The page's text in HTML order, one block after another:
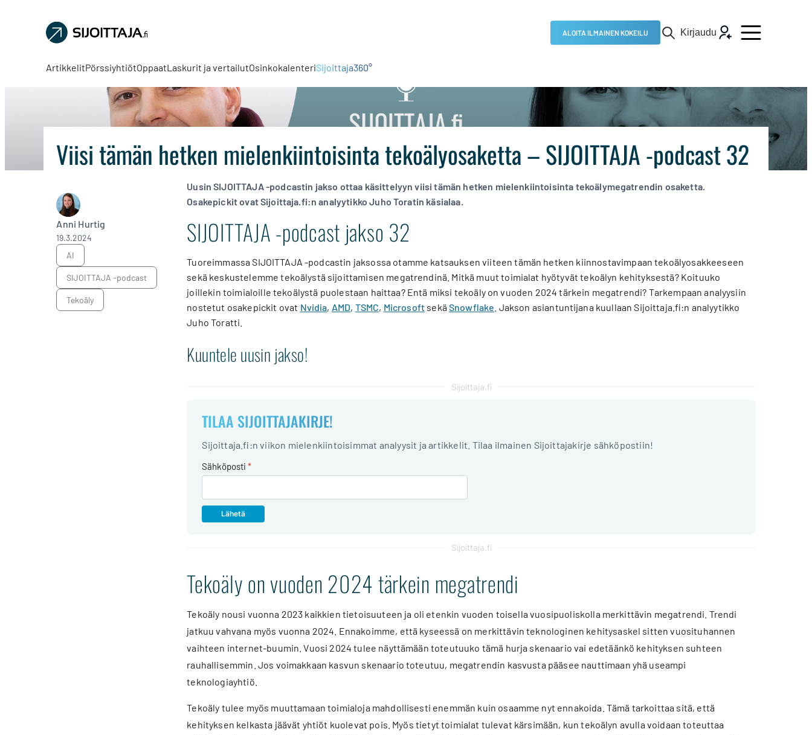
Sijoittaja.fi
Tee
sijoituspäätöksiä
ALOITA ILMAINEN KOKEILU Kirjaudu
ArtikkelitPörssiyhtiötOppaatLaskurit ja vertailutOsinkokalenteriSijoittaja360°
Viisi tämän hetken mielenkiintoisinta tekoälyosaketta – SIJOITTAJA -podcast 32
Anni Hurtig
19.3.2024
AI
SIJOITTAJA -podcast
Tekoäly
Uusin SIJOITTAJA -podcastin jakso ottaa käsittelyyn viisi tämän hetken mielenkiintoisinta tekoälymegatrendin osaketta.
Osakepickit ovat Sijoittaja.fi:n analyytikko Juho Toratin käsialaa.
SIJOITTAJA -podcast jakso 32
Tuoreimmassa SIJOITTAJA -podcastin jaksossa otamme katsauksen viiteen tämän hetken kiinnostavimpaan tekoälyosakkeeseen
sekä keskustelemme tekoälystä sijoittamisen megatrendinä. Mitkä muut toimialat hyötyvät tekoälyn kehityksestä? Koituuko
joillekin toimialoille tekoälystä puolestaan haittaa? Entä miksi tekoäly on vuoden 2024 tärkein megatrendi? Tarkempaan analyysiin
nostetut osakepickit ovat Nvidia, AMD, TSMC, Microsoft sekä Snowflake . Jakson asiantuntijana kuullaan Sijoittaja.fi:n analyytikko
Juho Toratti.
Kuuntele uusin jakso!
Sijoittaja.fi
TILAA SIJOITTAJAKIRJE!
Sijoittaja.fi:n viikon mielenkiintoisimmat analyysit ja artikkelit. Tilaa ilmainen Sijoittajakirje sähköpostiin!
Sähköposti *
Sijoittaja.fi
Tekoäly on vuoden 2024 tärkein megatrendi
Tekoäly nousi vuonna 2023 kaikkien tietoisuuteen ja oli etenkin vuoden toisella vuosipuoliskolla merkittävin megatrendi. Trendi
jatkuu vahvana myös vuonna 2024. Ennakoimme, että kyseessä on merkittävin teknologinen kehitysaskel sitten vuosituhannen
vaihteen internet-buumin. Vuosi 2024 tulee näyttämään toteutuuko tämä hurja skenaario vai edetäänkö kehityksen suhteen
rauhallisemmin. Jos voimakkaan kasvun skenaario toteutuu, megatrendin kasvusta pääsee nauttimaan yhä useampi
teknologiayhtiö.
Tekoäly tulee myös muuttamaan toimialoja mahdollisesti enemmän kuin osaamme nyt ennakoida. Tämä tarkoittaa sitä, että
kehityksen kelkasta jäävät yhtiöt kuolevat pois. Myös tietyt toimialat tulevat kärsimään, kun tekoälyn avulla voidaan toteuttaa